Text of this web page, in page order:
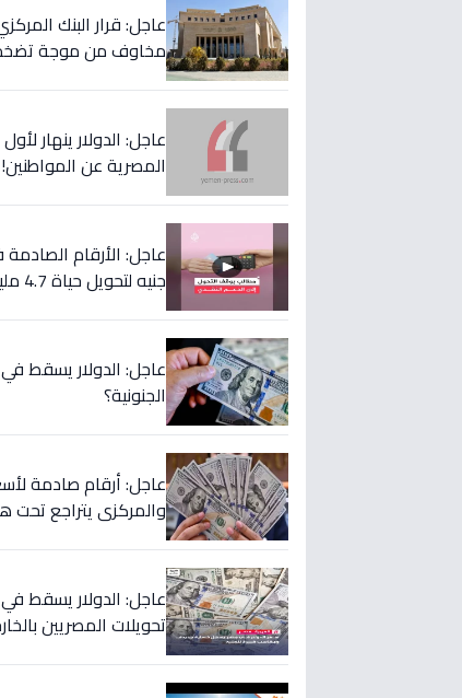
عاجل: قرار البنك
مخاوف من موجة
عاجل: الدولار ينهار
المصرية عن المواطنين!
جنيه لتحويل حياة 4.7 مليون أسرة إلى الأفضل!
الجنونية؟
عاجل: أرقام صادمة
والمركزي يتراجع تحت
تحويلات المصريين